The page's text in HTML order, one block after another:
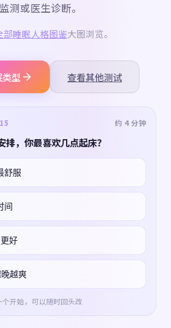
测或医生诊断。
部睡眠人格图鉴大图浏览。
型 查看其他测试
约 4 分钟
排，你最喜欢几点起床？
舒服
间
好
越爽
个开始，可以随时回头改